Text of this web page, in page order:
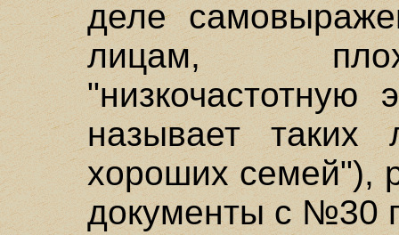
деле
лицам,
"низкочастотную
называет
хороших семей"),
документы с №30